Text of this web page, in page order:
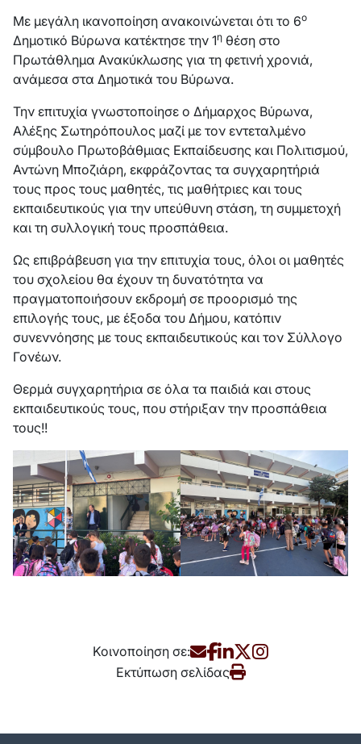
Με μεγάλη ικανοποίηση ανακοινώνεται ότι το 6ο
Δημοτικό Βύρωνα κατέκτησε την 1η θέση στο
Πρωτάθλημα Ανακύκλωσης για τη φετινή χρονιά,
ανάμεσα στα Δημοτικά του Βύρωνα.
Την επιτυχία γνωστοποίησε ο Δήμαρχος Βύρωνα,
Αλέξης Σωτηρόπουλος μαζί με τον εντεταλμένο
σύμβουλο Πρωτοβάθμιας Εκπαίδευσης και Πολιτισμού,
Αντώνη Μποζιάρη, εκφράζοντας τα συγχαρητήριά
τους προς τους μαθητές, τις μαθήτριες και τους
εκπαιδευτικούς για την υπεύθυνη στάση, τη συμμετοχή
και τη συλλογική τους προσπάθεια.
Ως επιβράβευση για την επιτυχία τους, όλοι οι μαθητές
του σχολείου θα έχουν τη δυνατότητα να
πραγματοποιήσουν εκδρομή σε προορισμό της
επιλογής τους, με έξοδα του Δήμου, κατόπιν
συνεννόησης με τους εκπαιδευτικούς και τον Σύλλογο
Γονέων.
Θερμά συγχαρητήρια σε όλα τα παιδιά και στους
εκπαιδευτικούς τους, που στήριξαν την προσπάθεια
τους!!
Κοινοποίηση σε:
Εκτύπωση σελίδας